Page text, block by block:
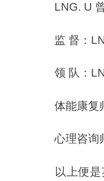
LNG. U
监 督：
领 队：
体能康复
心理咨询
以上便是